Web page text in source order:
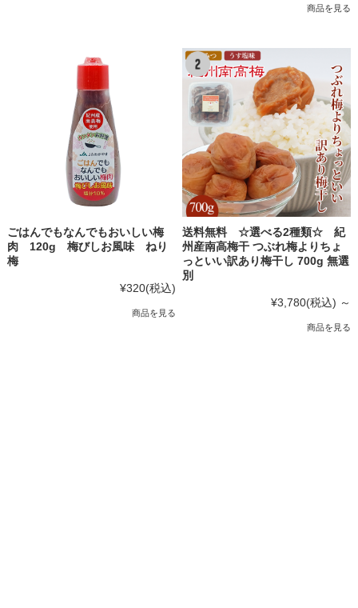
商品を見る
ごはんでもなんでもおいしい梅
肉 120g 梅びしお風味 ねり
梅
¥320(税込)
商品を見る
送料無料 ☆選べる2種類☆ 紀
州産南高梅干 つぶれ梅よりちょ
っといい訳あり梅干し 700g 無選
別
¥3,780(税込) ～
商品を見る